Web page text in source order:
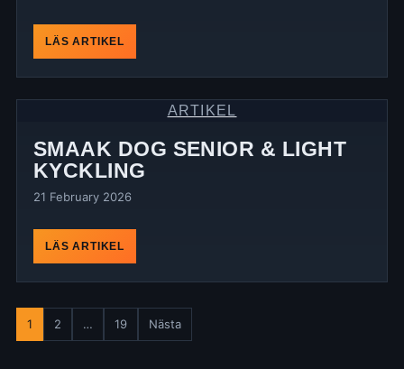
LÄS ARTIKEL
ARTIKEL
SMAAK DOG SENIOR & LIGHT
KYCKLING
21 February 2026
LÄS ARTIKEL
Posts
1 2 … 19 Nästa